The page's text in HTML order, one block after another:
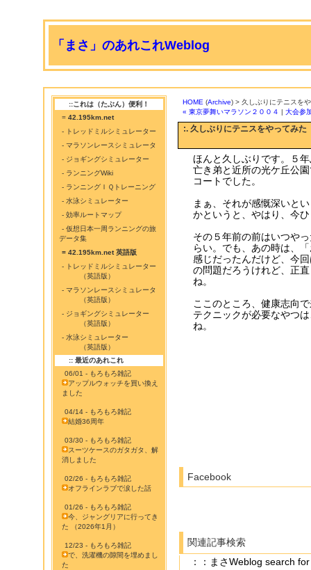
「まさ」のあれこれWeblog
::これは（たぶん）便利！
= 42.195km.net
- トレッドミルシミュレーター
- マラソンレースシミュレータ
- ジョギングシミュレーター
- ランニングWiki
- ランニングＩＱトレーニング
- 水泳シミュレーター
- 効率ルートマップ
- 仮想日本一周ランニングの旅
データ集
= 42.195km.net 英語版
- トレッドミルシミュレーター
（英語版）
- マラソンレースシミュレータ
（英語版）
- ジョギングシミュレーター
（英語版）
- 水泳シミュレーター
（英語版）
:: 最近のあれこれ
06/01 - もろもろ雑記
アップルウォッチを買い換え
ました
04/14 - もろもろ雑記
結婚36周年
03/30 - もろもろ雑記
スーツケースのガタガタ、解
消しました
02/26 - もろもろ雑記
オフラインラブで涙した話
01/26 - もろもろ雑記
今、ジャングリアに行ってき
た （2026年1月）
12/23 - もろもろ雑記
で、洗濯機の隙間を埋めまし
た
HOME (Archive) > 久しぶりにテニスを
« 東京夢舞いマラソン２００４ | 大会参
:. 久しぶりにテニスをやってみた
ほんと久しぶりです。５
亡き弟と近所の光ケ丘公
コートでした。
まぁ、それが感慨深いと
かというと、やはり、今
その５年前の前はいつや
らい。でも、あの時は、
感じだったんだけど、今
の問題だろうけれど、正
ね。
ここのところ、健康志向
テクニックが必要なやつ
ね。
Facebook
関連記事検索
：：まさWeblog search